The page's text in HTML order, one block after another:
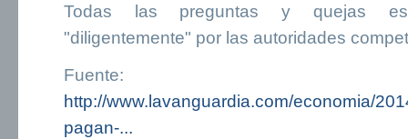
Todas las preguntas y quejas
"diligentemente" por las autoridades
Fuente:
http://www.lavanguardia.com/economia/
pagan-...